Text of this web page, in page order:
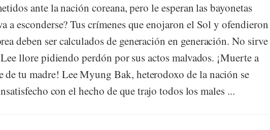
ante la nación coreana, pero le esperan las bayonetas
a esconderse? Tus crímenes que enojaron el Sol y ofendieron
deben ser calculados de generación en generación. No sirve
llore pidiendo perdón por sus actos malvados. ¡Muerte a
tu madre! Lee Myung Bak, heterodoxo de la nación se
con el hecho de que trajo todos los males ...